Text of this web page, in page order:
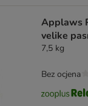
Applaws
velike
7,5 kg
Bez ocjena